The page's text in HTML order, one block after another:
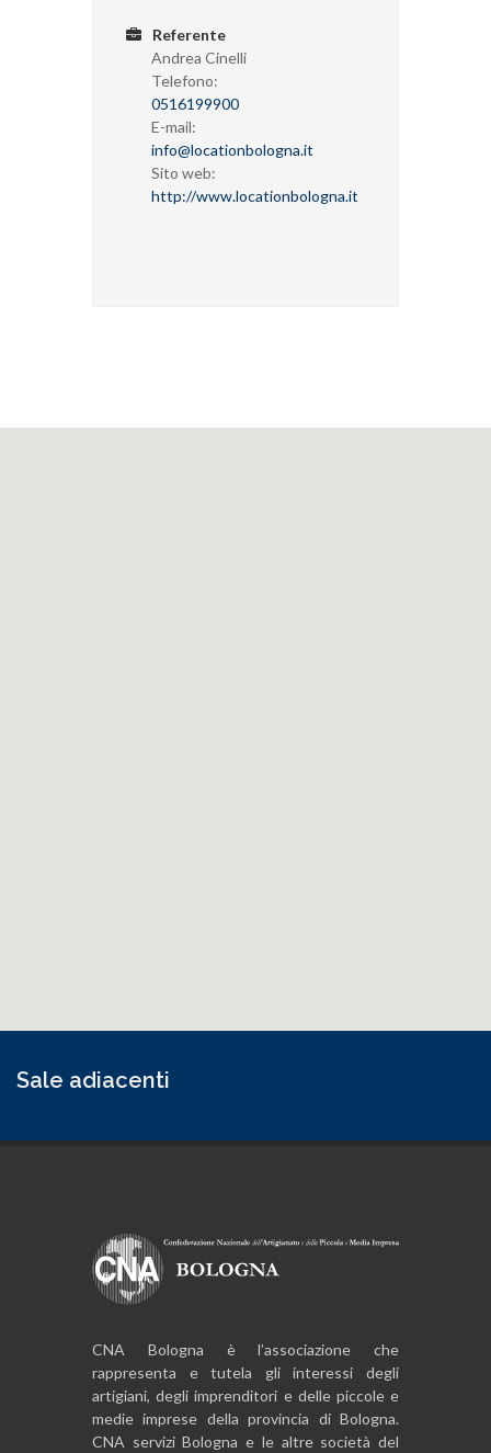
Referente
Andrea Cinelli
Telefono:
0516199900
E-mail:
info@locationbologna.it
Sito web:
http://www.locationbologna.it
Sale adiacenti
CNA Bologna è l’associazione che
rappresenta e tutela gli interessi degli
artigiani, degli imprenditori e delle piccole e
medie imprese della provincia di Bologna.
CNA servizi Bologna e le altre società del